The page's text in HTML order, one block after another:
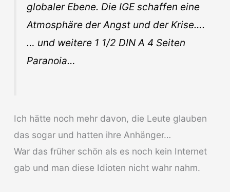
globaler Ebene. Die IGE schaffen eine
Atmosphäre der Angst und der Krise….
… und weitere 1 1/2 DIN A 4 Seiten
Paranoia…
Ich hätte noch mehr davon, die Leute glauben
das sogar und hatten ihre Anhänger…
War das früher schön als es noch kein Internet
gab und man diese Idioten nicht wahr nahm.